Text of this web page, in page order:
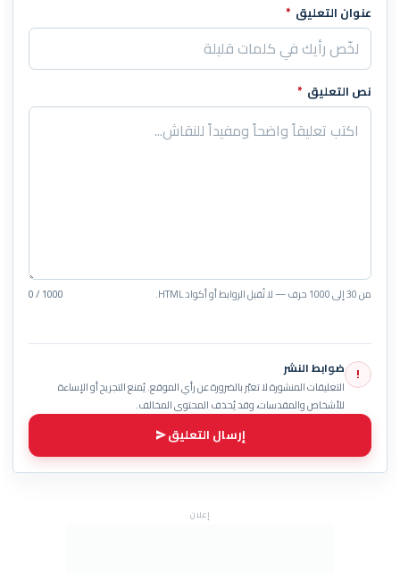
عنوان التعليق *
نص التعليق *
من 30 إلى 1000 حرف — لا تُقبل الروابط أو أكواد HTML. 0 / 1000
! ضوابط النشر
التعليقات المنشورة لا تعبّر بالضرورة عن رأي الموقع. يُمنع التجريح أو الإساءة
للأشخاص والمقدسات، وقد يُحذف المحتوى المخالف.
إرسال التعليق
إعلان